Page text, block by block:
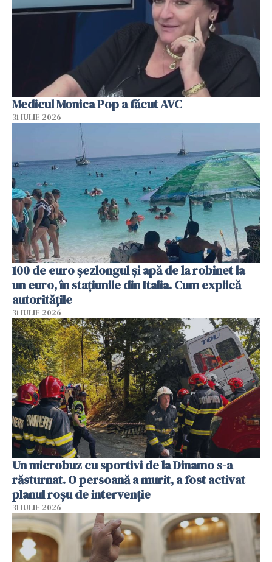
Medicul Monica Pop a făcut AVC
31 IULIE 2026
100 de euro șezlongul și apă de la robinet la
un euro, în stațiunile din Italia. Cum explică
autoritățile
31 IULIE 2026
Un microbuz cu sportivi de la Dinamo s-a
răsturnat. O persoană a murit, a fost activat
planul roșu de intervenție
31 IULIE 2026